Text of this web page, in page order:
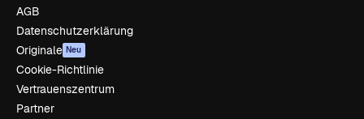
AGB
Datenschutzerklärung
Originale Neu
Cookie-Richtlinie
Vertrauenszentrum
Partner